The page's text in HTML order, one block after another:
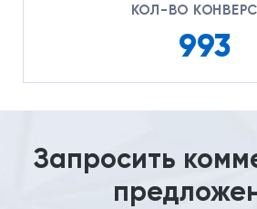
КОЛ-ВО
993
Запросить